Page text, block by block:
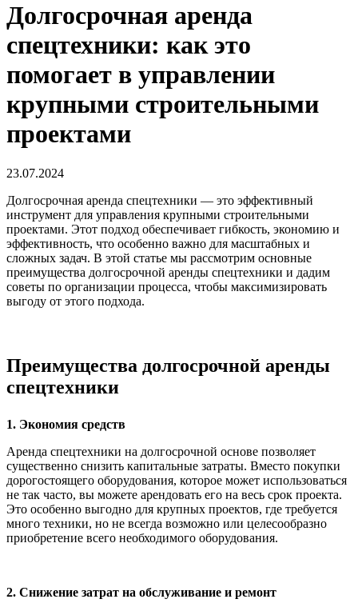
Долгосрочная аренда
спецтехники: как это
помогает в управлении
крупными строительными
проектами
23.07.2024
Долгосрочная аренда спецтехники — это эффективный
инструмент для управления крупными строительными
проектами. Этот подход обеспечивает гибкость, экономию и
эффективность, что особенно важно для масштабных и
сложных задач. В этой статье мы рассмотрим основные
преимущества долгосрочной аренды спецтехники и дадим
советы по организации процесса, чтобы максимизировать
выгоду от этого подхода.
Преимущества долгосрочной аренды
спецтехники
1. Экономия средств
Аренда спецтехники на долгосрочной основе позволяет
существенно снизить капитальные затраты. Вместо покупки
дорогостоящего оборудования, которое может использоваться
не так часто, вы можете арендовать его на весь срок проекта.
Это особенно выгодно для крупных проектов, где требуется
много техники, но не всегда возможно или целесообразно
приобретение всего необходимого оборудования.
2. Снижение затрат на обслуживание и ремонт